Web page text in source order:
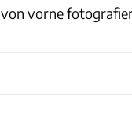
von vorne